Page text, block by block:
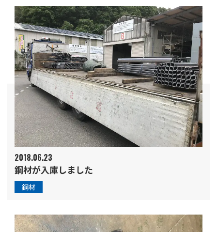
2018.06.23
鋼材が入庫しました
鋼材